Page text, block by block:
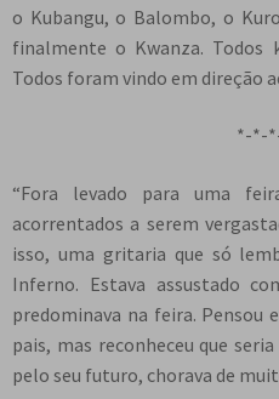
o Kubangu, o Balombo, o
finalmente o Kwanza. Todos
Todos foram vindo em direção
*-*-
“Fora levado para uma
acorrentados a serem
isso, uma gritaria que só
Inferno. Estava assustado
predominava na feira.
pais, mas reconheceu que
pelo seu futuro, chorava de